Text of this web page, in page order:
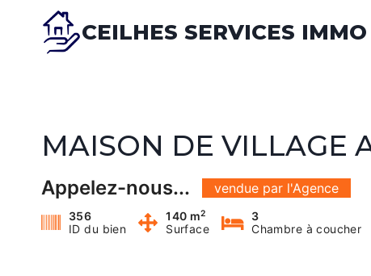
content
CEILHES SERVICES IMMO
MAISON DE VILLAGE
Appelez-nous... vendue par l'Agence
356
ID du bien
140 m2
Surface
3
Chambre à coucher